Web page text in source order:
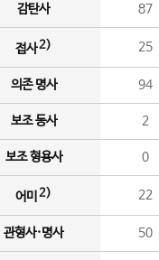
감탄사 87
접사2) 25
의존 명사 94
보조 동사 2
보조 형용사 0
어미 2) 22
관형사·명사 50